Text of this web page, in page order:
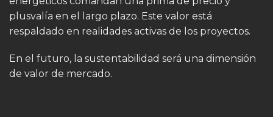
plusvalía en el largo plazo. Este valor está
respaldado en realidades activas de los proyectos.
En el futuro, la sustentabilidad será una dimensión
de valor de mercado.